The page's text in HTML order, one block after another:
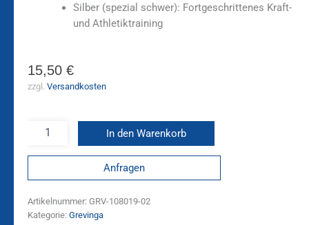
Silber (spezial schwer): Fortgeschrittenes Kraft-
und Athletiktraining
15,50 €
zzgl. Versandkosten
In den Warenkorb
Anfragen
Artikelnummer: GRV-108019-02
Kategorie: Grevinga